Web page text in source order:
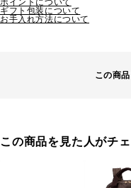
ギフト包装について
お手入れ方法について
この商
この商品を見た人がチ